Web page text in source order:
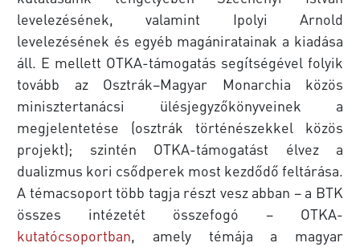
levelezésének, valamint Ipolyi Arnold
levelezésének és egyéb magániratainak a kiadása
áll. E mellett OTKA-támogatás segítségével folyik
tovább az Osztrák–Magyar Monarchia közös
minisztertanácsi ülésjegyzőkönyveinek a
megjelentetése (osztrák történészekkel közös
projekt); szintén OTKA-támogatást élvez a
dualizmus kori csődperek most kezdődő feltárása.
A témacsoport több tagja részt vesz abban – a BTK
összes intézetét összefogó – OTKA-
kutatócsoportban, amely témája a magyar